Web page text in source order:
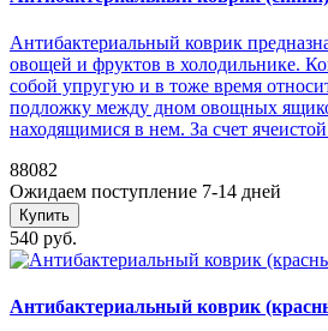
Антибактериальный коврик
овощей и фруктов в холодильнике.
собой упругую и в тоже время
подложку между дном овощных
находящимися в нем. За счет
88082
Ожидаем поступление 7-14 дней
Купить
540 руб.
Антибактериальный коврик